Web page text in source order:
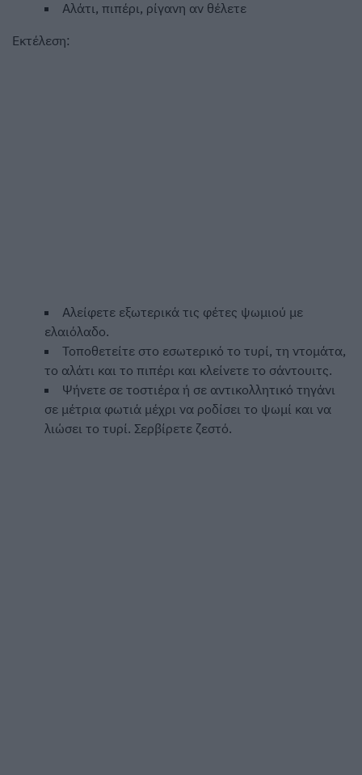
Αλάτι, πιπέρι, ρίγανη αν θέλετε
Εκτέλεση:
Αλείφετε εξωτερικά τις φέτες ψωμιού με
ελαιόλαδο.
Τοποθετείτε στο εσωτερικό το τυρί, τη ντομάτα,
το αλάτι και το πιπέρι και κλείνετε το σάντουιτς.
Ψήνετε σε τοστιέρα ή σε αντικολλητικό τηγάνι
σε μέτρια φωτιά μέχρι να ροδίσει το ψωμί και να
λιώσει το τυρί. Σερβίρετε ζεστό.